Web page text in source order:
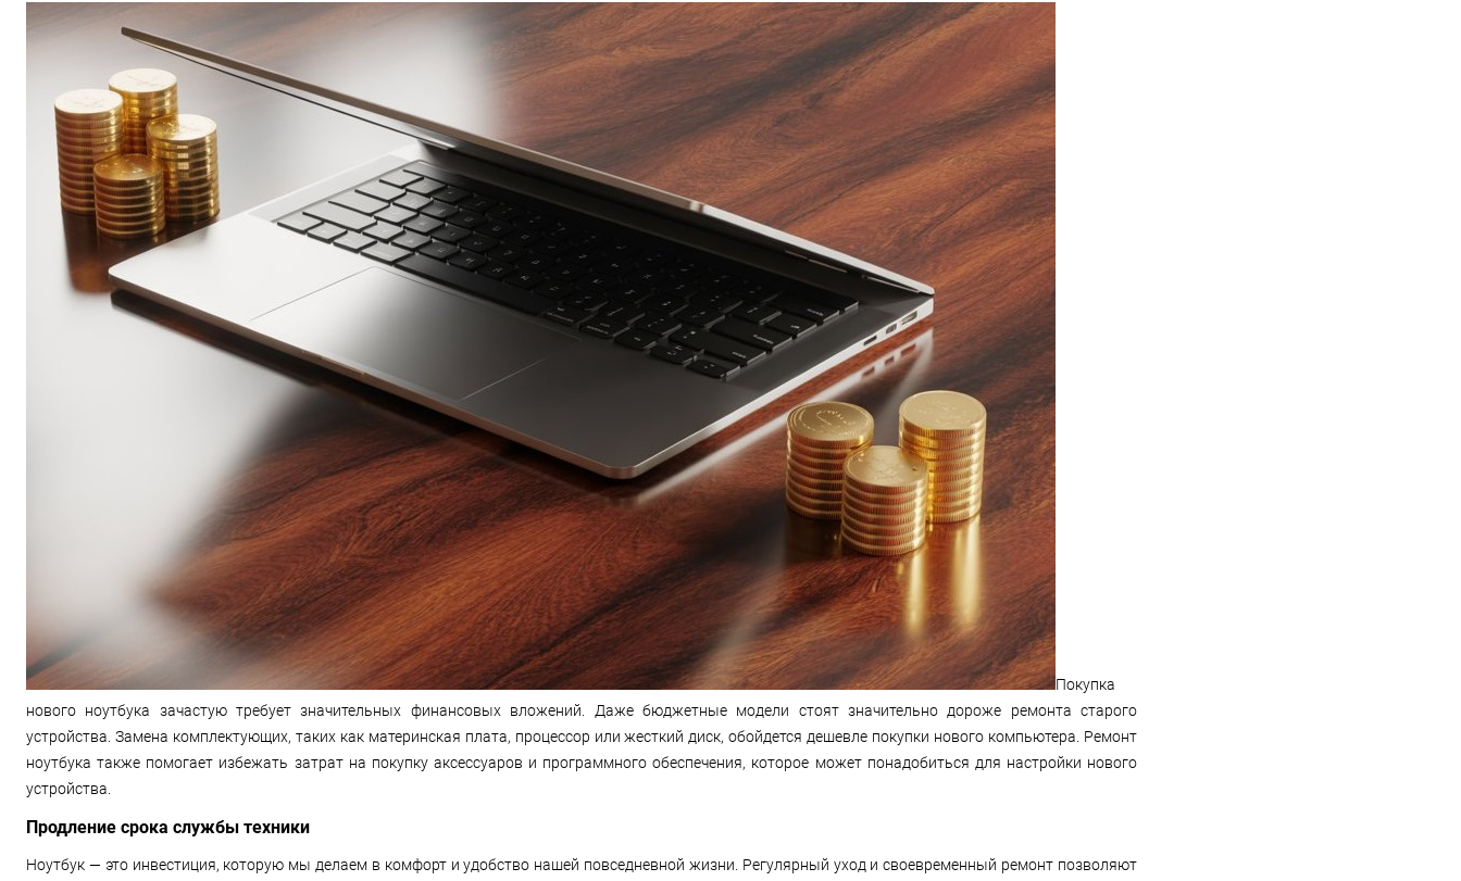
Покупка
нового ноутбука зачастую требует значительных финансовых вложений. Даже бюджетные модели стоят значительно дороже ремонта старого
устройства. Замена комплектующих, таких как материнская плата, процессор или жесткий диск, обойдется дешевле покупки нового компьютера. Ремонт
ноутбука также помогает избежать затрат на покупку аксессуаров и программного обеспечения, которое может понадобиться для настройки нового
устройства.
Продление срока службы техники
Ноутбук — это инвестиция, которую мы делаем в комфорт и удобство нашей повседневной жизни. Регулярный уход и своевременный ремонт позволяют